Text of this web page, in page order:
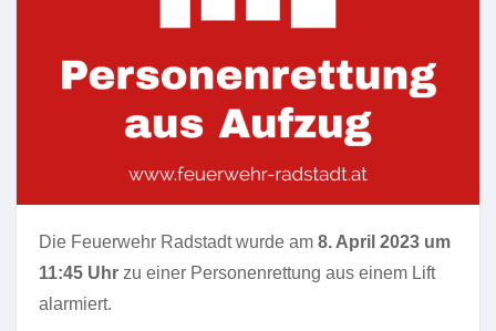
Die Feuerwehr Radstadt wurde am 8. April 2023 um
11:45 Uhr zu einer Personenrettung aus einem Lift
alarmiert.